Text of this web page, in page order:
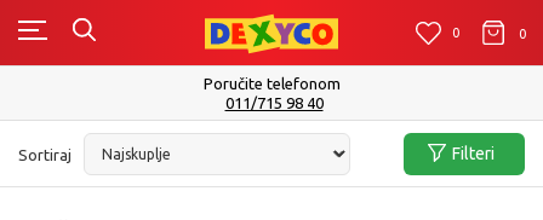
0 0 0
Isporuku možete očekivati u roku od 2 do 4 radna dana!
Pogledaj više
Sortiraj Filteri